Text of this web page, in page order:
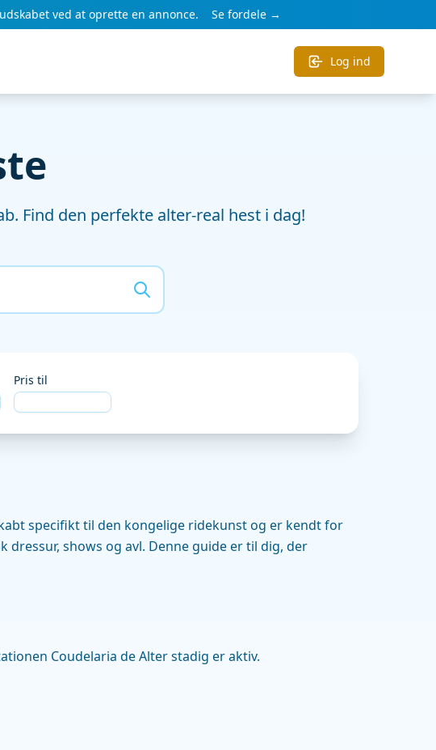
ved at oprette en annonce. Se fordele →
Log ind
Find den perfekte alter-real hest i dag!
Pris til
specifikt til den kongelige ridekunst og er kendt for
shows og avl. Denne guide er til dig, der
Coudelaria de Alter stadig er aktiv.